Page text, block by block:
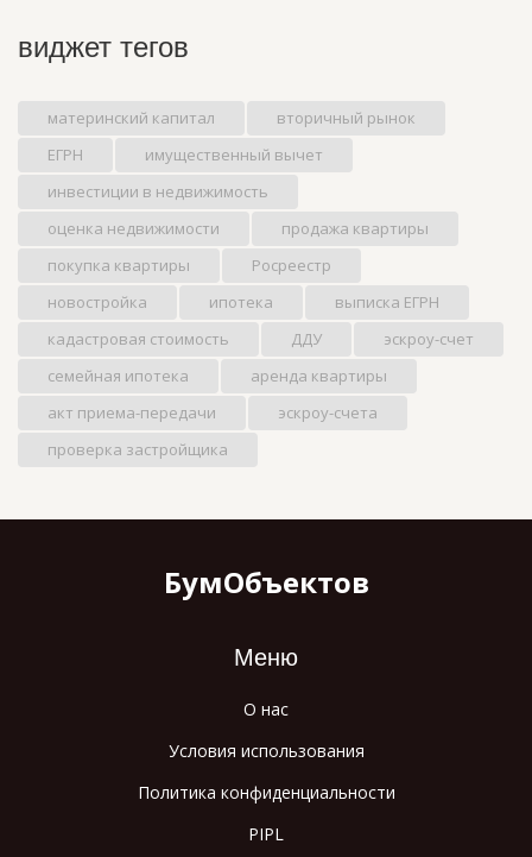
виджет тегов
материнский капитал
вторичный рынок
ЕГРН
имущественный вычет
инвестиции в недвижимость
оценка недвижимости
продажа квартиры
покупка квартиры
Росреестр
новостройка
ипотека
выписка ЕГРН
кадастровая стоимость
ДДУ
эскроу-счет
семейная ипотека
аренда квартиры
акт приема-передачи
эскроу-счета
проверка застройщика
БумОбъектов
Меню
О нас
Условия использования
Политика конфиденциальности
PIPL